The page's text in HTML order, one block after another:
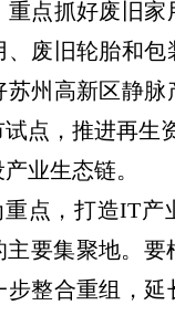
重点抓好废旧
、废旧轮胎和包
苏州高新区静
点，推进再生
生态链。
，打造IT产
要集聚地。要
步整合重组，延